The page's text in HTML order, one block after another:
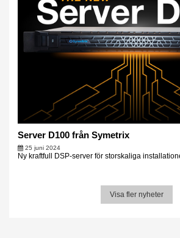
Server D100 från Symetrix
25 juni 2024
Ny kraftfull DSP-server för storskaliga
Visa fler nyheter